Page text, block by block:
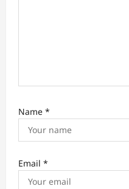
Name *
Email *